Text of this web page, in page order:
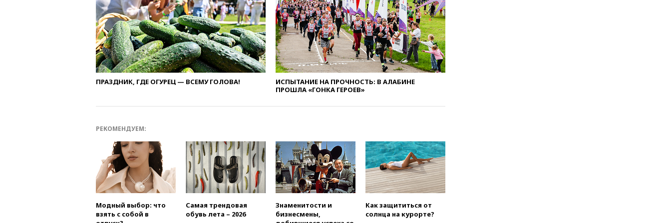
Финляндии приходит в упадок
без российских туристов
18:35В Жуковском и
аэропорту Геленджика
введены ограничения
18:21Зюганов присоединился
к критике «Яблока»
18:15Четыре человека
Белгородскую область
строительства военной базы в
Газе
17:50
Миронов призвал снять
«Яблоко» с выборов в Госдуму
17:45
Правительство получит
управлении аэропортом
Шереметьево
ПРАЗДНИК, ГДЕ ОГУРЕЦ — ВСЕМУ ГОЛОВА!
ИСПЫТАНИЕ НА ПРОЧНОСТЬ: В АЛАБИНЕ
ПРОШЛА «ГОНКА ГЕРОЕВ»
РЕКОМЕНДУЕМ:
Модный выбор: что
взять с собой в
Самая трендовая
обувь лета – 2026
Знаменитости и
бизнесмены,
Как защититься от
солнца на курорте?